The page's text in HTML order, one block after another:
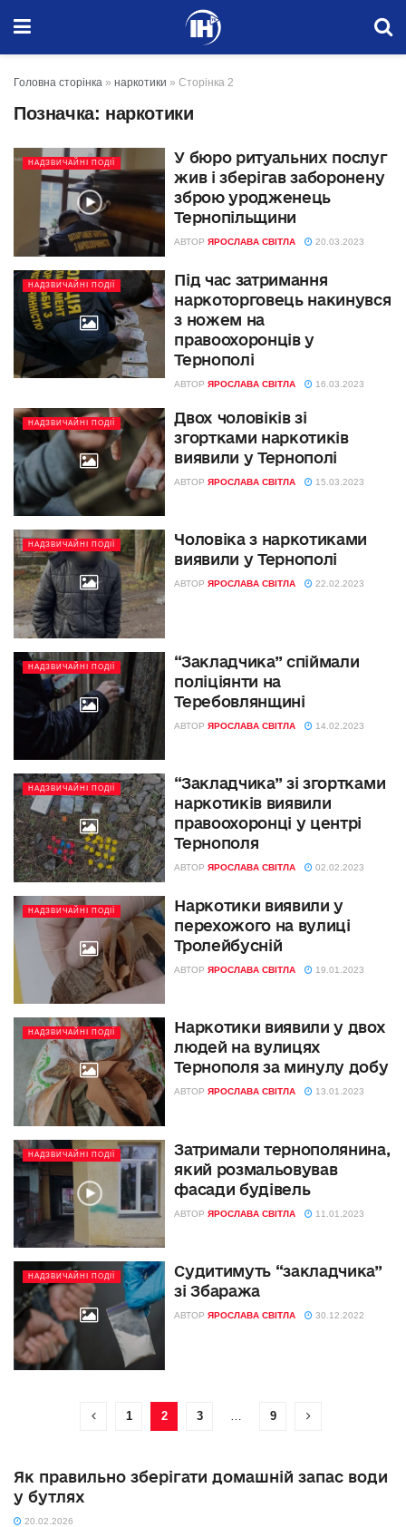
Головна сторінка » наркотики » Сторінка 2
Позначка: наркотики
НАДЗВИЧАЙНІ ПОДІЇ
У бюро ритуальних послуг
жив і зберігав заборонену
зброю уродженець
Тернопільщини
АВТОР ЯРОСЛАВА СВІТЛА 20.03.2023
НАДЗВИЧАЙНІ ПОДІЇ
Під час затримання
наркоторговець накинувся
з ножем на
правоохоронців у
Тернополі
АВТОР ЯРОСЛАВА СВІТЛА 16.03.2023
НАДЗВИЧАЙНІ ПОДІЇ
Двох чоловіків зі
згортками наркотиків
виявили у Тернополі
АВТОР ЯРОСЛАВА СВІТЛА 15.03.2023
НАДЗВИЧАЙНІ ПОДІЇ
Чоловіка з наркотиками
виявили у Тернополі
АВТОР ЯРОСЛАВА СВІТЛА 22.02.2023
НАДЗВИЧАЙНІ ПОДІЇ
“Закладчика” спіймали
поліціянти на
Теребовлянщині
АВТОР ЯРОСЛАВА СВІТЛА 14.02.2023
НАДЗВИЧАЙНІ ПОДІЇ
“Закладчика” зі згортками
наркотиків виявили
правоохоронці у центрі
Тернополя
АВТОР ЯРОСЛАВА СВІТЛА 02.02.2023
НАДЗВИЧАЙНІ ПОДІЇ
Наркотики виявили у
перехожого на вулиці
Тролейбусній
АВТОР ЯРОСЛАВА СВІТЛА 19.01.2023
НАДЗВИЧАЙНІ ПОДІЇ
Наркотики виявили у двох
людей на вулицях
Тернополя за минулу добу
АВТОР ЯРОСЛАВА СВІТЛА 13.01.2023
НАДЗВИЧАЙНІ ПОДІЇ
Затримали тернополянина,
який розмальовував
фасади будівель
АВТОР ЯРОСЛАВА СВІТЛА 11.01.2023
НАДЗВИЧАЙНІ ПОДІЇ
Судитимуть “закладчика”
зі Збаража
АВТОР ЯРОСЛАВА СВІТЛА 30.12.2022
1 2 3 9
Як правильно зберігати домашній запас води
у бутлях
20.02.2026